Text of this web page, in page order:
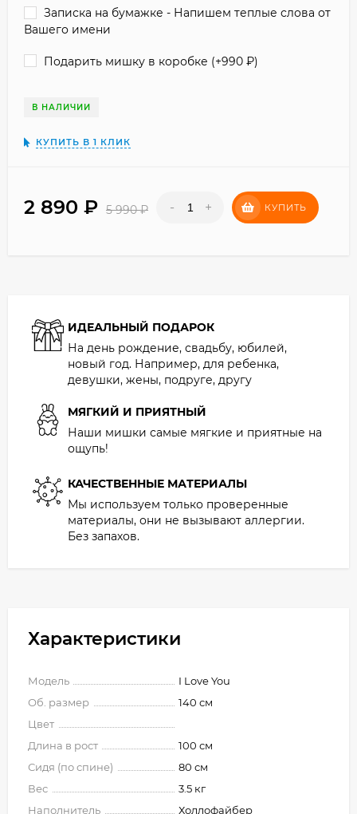
Записка на бумажке - Напишем теплые слова от
Вашего имени
Подарить мишку в коробке (+990 ₽)
В НАЛИЧИИ
КУПИТЬ В 1 КЛИК
2 890 ₽ 5 990₽ - + КУПИТЬ
ИДЕАЛЬНЫЙ ПОДАРОК
На день рождение, свадьбу, юбилей,
новый год. Например, для ребенка,
девушки, жены, подруге, другу
МЯГКИЙ И ПРИЯТНЫЙ
Наши мишки самые мягкие и приятные на
ощупь!
КАЧЕСТВЕННЫЕ МАТЕРИАЛЫ
Мы используем только проверенные
материалы, они не вызывают аллергии.
Без запахов.
Характеристики
Модель
I Love You
Об. размер
140 см
Цвет
Длина в рост
100 см
Сидя (по спине)
80 см
Вес
3.5 кг
Наполнитель
Холлофайбер